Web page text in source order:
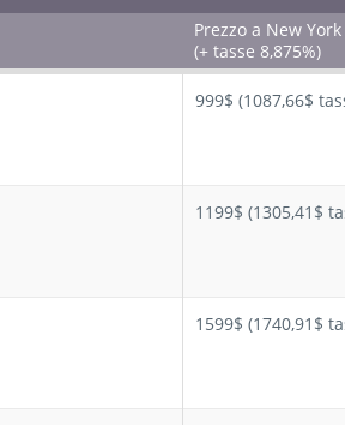
Prezzo a New York
(+ tasse 8,875%)
999$ (1087,66$
1199$ (1305,41$
1599$ (1740,91$